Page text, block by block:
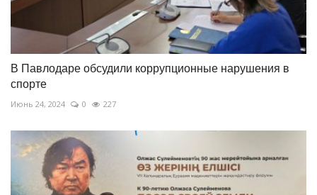
В Павлодаре обсудили коррупционные нарушения в
спорте
Июнь 24, 2024 0 227